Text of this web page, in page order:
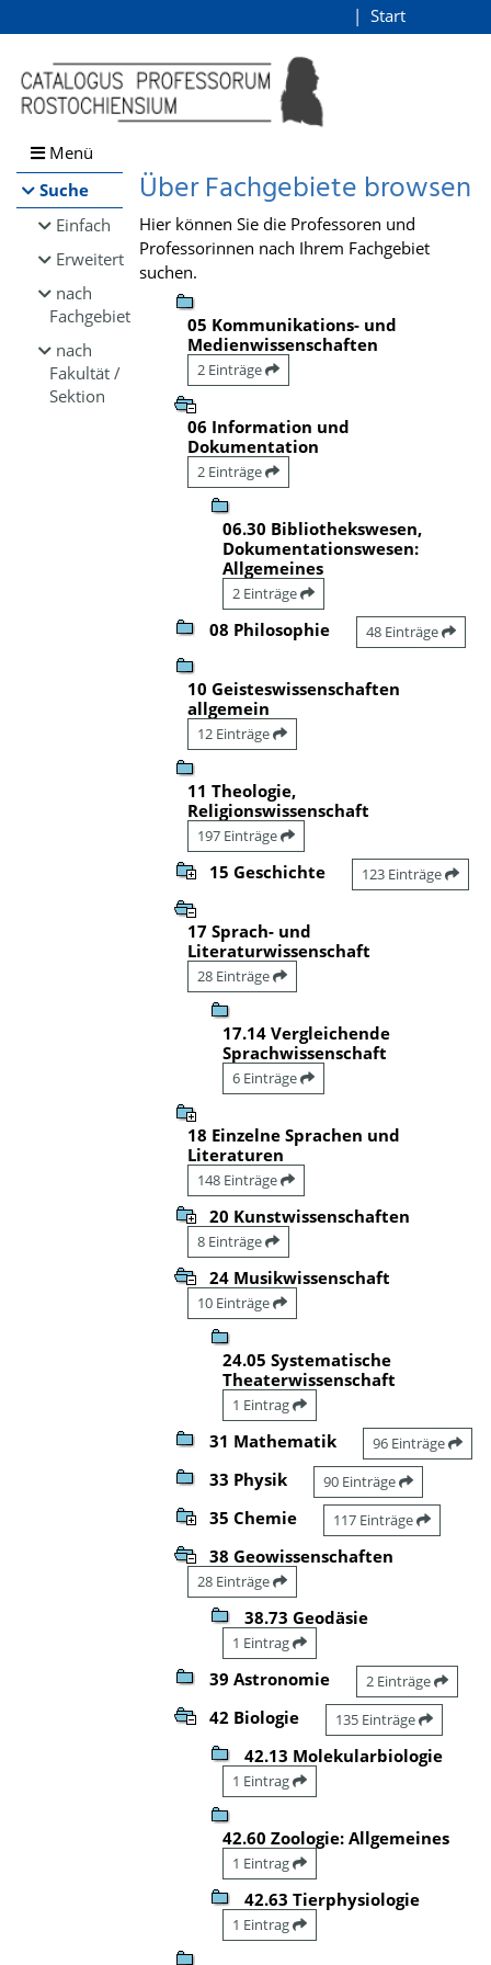
Browsen
direkt zum Inhalt
Start
Menü
Suche
Einfach
Erweitert
nach
Fachgebiet
nach
Fakultät /
Sektion
Über Fachgebiete browsen
Hier können Sie die Professoren und
Professorinnen nach Ihrem Fachgebiet
suchen.
05 Kommunikations- und
Medienwissenschaften
2 Einträge
06 Information und
Dokumentation
2 Einträge
06.30 Bibliothekswesen,
Dokumentationswesen:
Allgemeines
2 Einträge
08 Philosophie 48 Einträge
10 Geisteswissenschaften
allgemein
12 Einträge
11 Theologie,
Religionswissenschaft
197 Einträge
15 Geschichte 123 Einträge
17 Sprach- und
Literaturwissenschaft
28 Einträge
17.14 Vergleichende
Sprachwissenschaft
6 Einträge
18 Einzelne Sprachen und
Literaturen
148 Einträge
20 Kunstwissenschaften
8 Einträge
24 Musikwissenschaft
10 Einträge
24.05 Systematische
Theaterwissenschaft
1 Eintrag
31 Mathematik 96 Einträge
33 Physik 90 Einträge
35 Chemie 117 Einträge
38 Geowissenschaften
28 Einträge
38.73 Geodäsie
1 Eintrag
39 Astronomie 2 Einträge
42 Biologie 135 Einträge
42.13 Molekularbiologie
1 Eintrag
42.60 Zoologie: Allgemeines
1 Eintrag
42.63 Tierphysiologie
1 Eintrag